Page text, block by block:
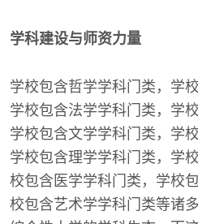
学科建设与师资力量
学校包含哲学学科门类，学
学校包含法学学科门类，学
学校包含文学学科门类，学
学校包含理学学科门类，学
校包含医学学科门类，学校
校包含艺术学学科门类等诸